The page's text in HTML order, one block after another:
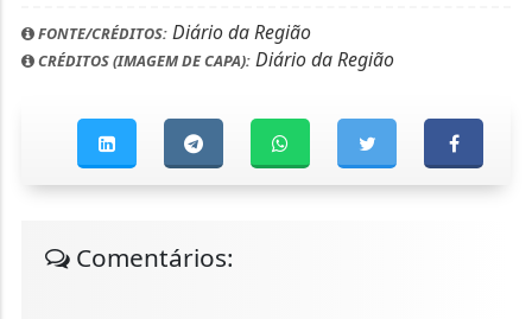
FONTE/CRÉDITOS:Diário da Região
CRÉDITOS (IMAGEM DE CAPA):Diário da Região
Comentários: